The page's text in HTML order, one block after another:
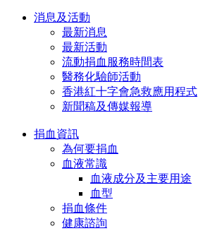
消息及活動
最新消息
最新活動
流動捐血服務時間表
醫務化驗師活動
香港紅十字會急救應用程式
新聞稿及傳媒報導
捐血資訊
為何要捐血
血液常識
血液成分及主要用途
血型
捐血條件
健康諮詢